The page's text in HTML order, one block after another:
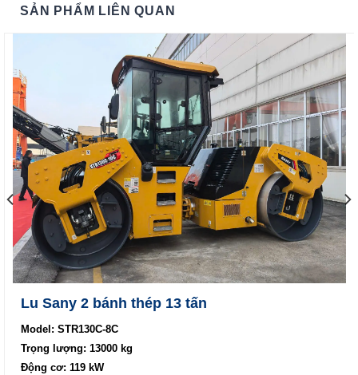
SẢN PHẨM LIÊN QUAN
Lu Sany 2 bánh thép 13 tấn
Model: STR130C-8C
Trọng lượng: 13000 kg
Động cơ: 119 kW